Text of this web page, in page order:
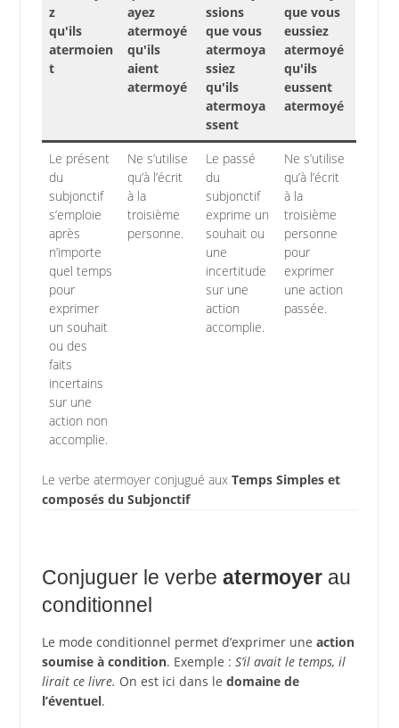
z
qu'ils
atermoien
t
ayez
atermoyé
qu'ils
aient
atermoyé
ssions
que vous
atermoya
ssiez
qu'ils
atermoya
ssent
que vous
eussiez
atermoyé
qu'ils
eussent
atermoyé
Le présent
du
subjonctif
s’emploie
après
n’importe
quel temps
pour
exprimer
un souhait
ou des
faits
incertains
sur une
action non
accomplie.
Ne s’utilise
qu’à l’écrit
à la
troisième
personne.
Le passé
du
subjonctif
exprime un
souhait ou
une
incertitude
sur une
action
accomplie.
Ne s’utilise
qu’à l’écrit
à la
troisième
personne
pour
exprimer
une action
passée.
Le verbe atermoyer conjugué aux Temps Simples et
composés du Subjonctif
Conjuguer le verbe atermoyerau
conditionnel
Le mode conditionnel permet d’exprimer une action
soumise à condition. Exemple : S’il avait le temps, il
lirait ce livre. On est ici dans le domaine de
l’éventuel.